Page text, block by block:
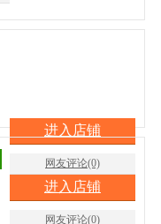
进入店铺
网友评论(0)
进入店铺
网友评论(0)